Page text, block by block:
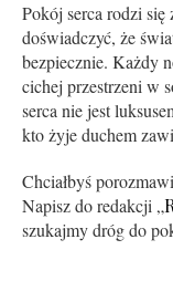
Pokój serca rodzi
doświadczyć, że
bezpiecznie. Każdy
cichej przestrzeni w
serca nie jest
kto żyje duchem
Chciałbyś
Napisz do redakcji „
szukajmy dróg do